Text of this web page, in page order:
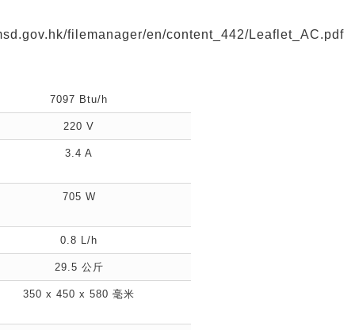
filemanager/en/content_442/Leaflet_AC.pdf
7097 Btu/h
220 V
3.4 A
705 W
0.8 L/h
29.5 公斤
350 x 450 x 580 毫米